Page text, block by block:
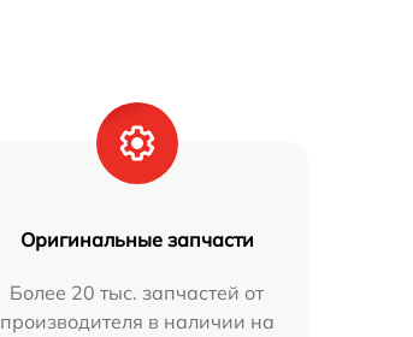
Оригинальные запчасти
Более 20 тыс. запчастей от
производителя в наличии на